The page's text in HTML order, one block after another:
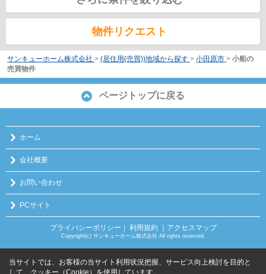
物件リクエスト
サンキューホーム株式会社 > (居住用(売買))地域から探す > 小田原市 > 小船の
売買物件
ページトップに戻る
ホーム
会社概要
お問い合わせ
PCサイト
プライバシーポリシー ｜ 利用規約 ｜アクセスマップ
Copyright(c) サンキューホーム株式会社 All rights reserved.
当サイトでは、お客様の当サイト利用状況把握、サービス向上検討を目的と
して、クッキー（Cookie）を使用しています。